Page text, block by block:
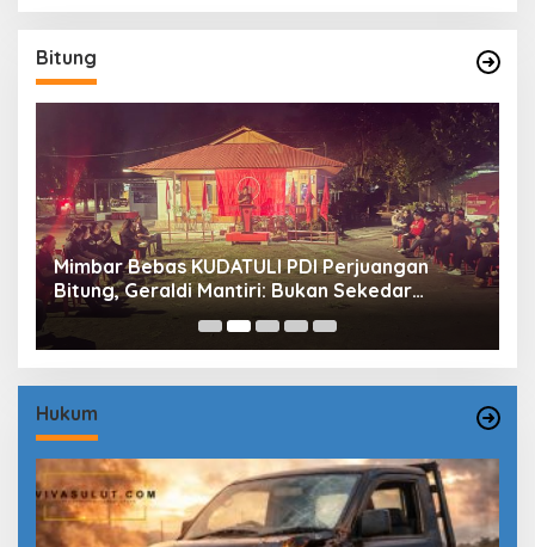
Bitung
Mimbar Bebas KUDATULI PDI Perjuangan
Bitung, Geraldi Mantiri: Bukan Sekedar
Sejarah
Hukum